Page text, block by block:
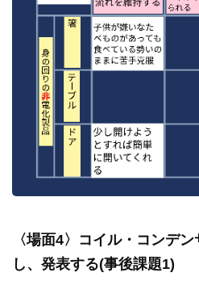
〈場面4〉コイル・コンデ
し、発表する(事後課題1)